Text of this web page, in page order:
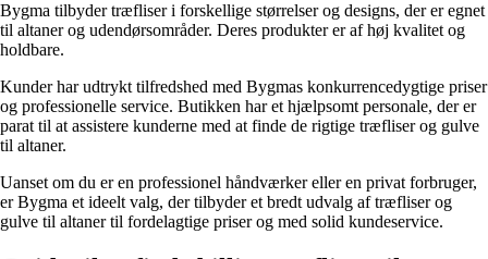
Bygma tilbyder træfliser i forskellige størrelser og designs, der er egnet
til altaner og udendørsområder. Deres produkter er af høj kvalitet og
holdbare.
Kunder har udtrykt tilfredshed med Bygmas konkurrencedygtige priser
og professionelle service. Butikken har et hjælpsomt personale, der er
parat til at assistere kunderne med at finde de rigtige træfliser og gulve
til altaner.
Uanset om du er en professionel håndværker eller en privat forbruger,
er Bygma et ideelt valg, der tilbyder et bredt udvalg af træfliser og
gulve til altaner til fordelagtige priser og med solid kundeservice.